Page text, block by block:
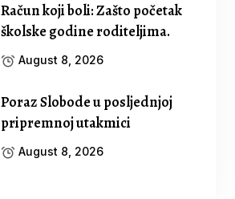
Račun koji boli: Zašto početak
školske godine roditeljima.
August 8, 2026
Poraz Slobode u posljednjoj
pripremnoj utakmici
August 8, 2026